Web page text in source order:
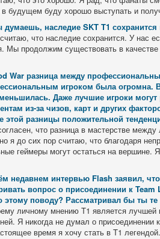
будущем буду хорошо выступать и
наследие SKT T1 сохранится
что наследие сохранится. У нас
Мы продолжим существовать в
War разница между
игроком была огромна. В
Даже лучшие игроки могут
из-за чизов, карт и других
этой разницы положительной
что разница в мастерстве
я до сих пор считаю, что благодаря
геймеры могут остаться на вершине.
недавнем интервью Flash заявил,
вопрос о присоединении к
поводу? Рассматривал бы ты
личному мнению T1 является лучшей
Я никогда не думал о
время я хочу стать в T1 легендой.